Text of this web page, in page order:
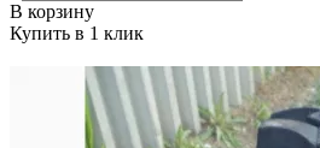
В корзину
Купить в 1 клик